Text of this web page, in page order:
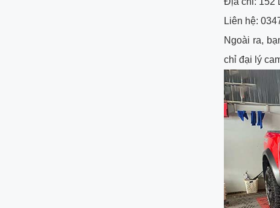
Liên hệ:
Ngoài ra,
chỉ đại lý